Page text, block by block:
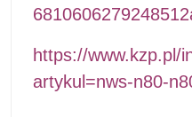
https://www.kzp.pl/
artykul=nws-n80-